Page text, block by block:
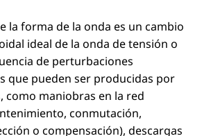
la forma de la onda es un cambio
ideal de la onda de tensión o
de perturbaciones
que pueden ser producidas por
como maniobras en la red
conmutación,
o compensación), descargas